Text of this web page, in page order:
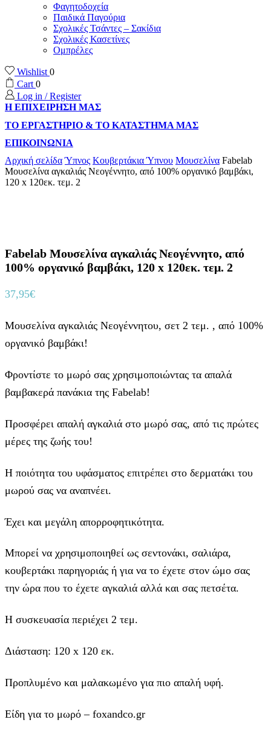
Φαγητοδοχεία
Παιδικά Παγούρια
Σχολικές Τσάντες – Σακίδια
Σχολικές Κασετίνες
Ομπρέλες
Wishlist0
Cart0
Log in / Register
Η ΕΠΙΧΕΙΡΗΣΗ ΜΑΣ
ΤΟ ΕΡΓΑΣΤΗΡΙΟ & ΤΟ ΚΑΤΑΣΤΗΜΑ ΜΑΣ
ΕΠΙΚΟΙΝΩΝΙΑ
Αρχική σελίδα Ύπνος Κουβερτάκια Ύπνου Μουσελίνα Fabelab
Μουσελίνα αγκαλιάς Νεογέννητο, από 100% οργανικό βαμβάκι,
120 x 120εκ. τεμ. 2
Fabelab Μουσελίνα αγκαλιάς Νεογέννητο, από
100% οργανικό βαμβάκι, 120 x 120εκ. τεμ. 2
37,95€
Μουσελίνα αγκαλιάς Νεογέννητου, σετ 2 τεμ. , από 100%
οργανικό βαμβάκι!
Φροντίστε το μωρό σας χρησιμοποιώντας τα απαλά
βαμβακερά πανάκια της Fabelab!
Προσφέρει απαλή αγκαλιά στο μωρό σας, από τις πρώτες
μέρες της ζωής του!
Η ποιότητα του υφάσματος επιτρέπει στο δερματάκι του
μωρού σας να αναπνέει.
Έχει και μεγάλη απορροφητικότητα.
Μπορεί να χρησιμοποιηθεί ως σεντονάκι, σαλιάρα,
κουβερτάκι παρηγοριάς ή για να το έχετε στον ώμο σας
την ώρα που το έχετε αγκαλιά αλλά και σας πετσέτα.
Η συσκευασία περιέχει 2 τεμ.
Διάσταση: 120 x 120 εκ.
Προπλυμένο και μαλακωμένο για πιο απαλή υφή.
Είδη για το μωρό – foxandco.gr